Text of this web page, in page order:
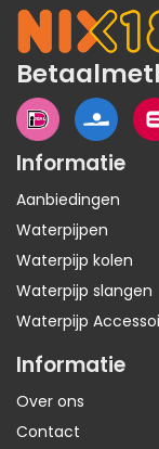
Informatie
Aanbiedingen
Waterpijpen
Waterpijp kolen
Waterpijp slangen
Waterpijp
Informatie
Over ons
Contact